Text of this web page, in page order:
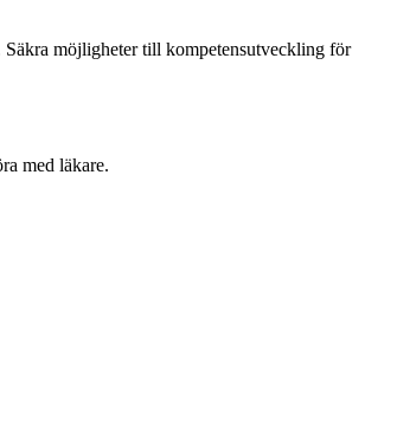
möjligheter till kompetensutveckling för
med läkare.